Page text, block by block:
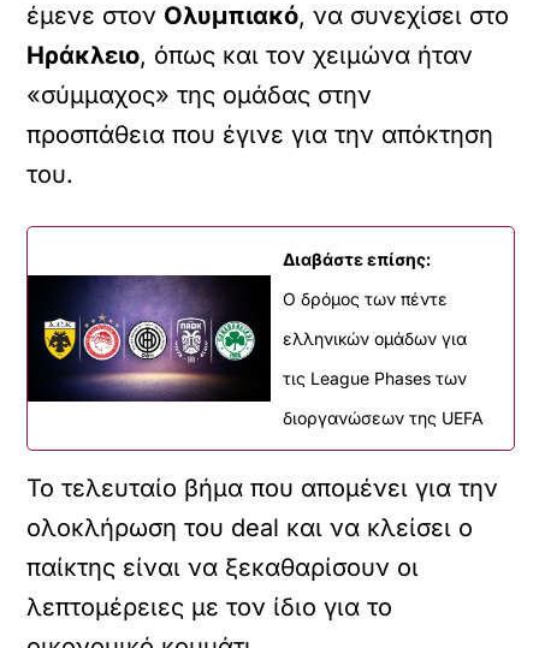
έμενε στον Ολυμπιακό, να συνεχίσει στο
Ηράκλειο, όπως και τον χειμώνα ήταν
«σύμμαχος» της ομάδας στην
προσπάθεια που έγινε για την απόκτηση
του.
Διαβάστε επίσης:
O δρόμος των πέντε
ελληνικών ομάδων για
τις League Phases των
διοργανώσεων της UEFA
Το τελευταίο βήμα που απομένει για την
ολοκλήρωση του deal και να κλείσει ο
παίκτης είναι να ξεκαθαρίσουν οι
λεπτομέρειες με τον ίδιο για το